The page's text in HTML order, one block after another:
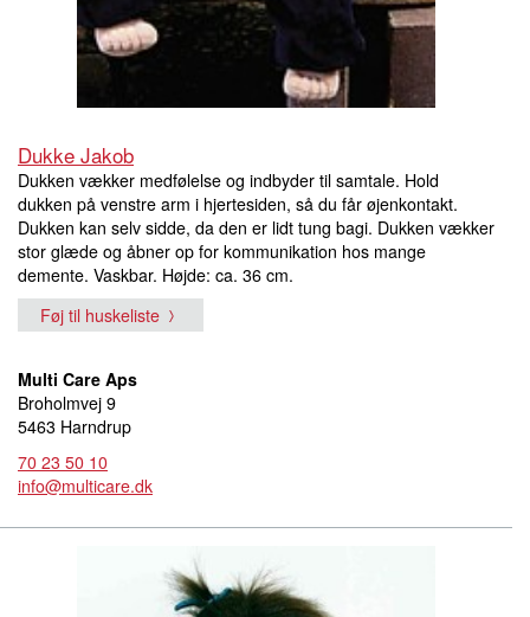
Dukke Jakob
Dukken vækker medfølelse og indbyder til samtale. Hold
dukken på venstre arm i hjertesiden, så du får øjenkontakt.
Dukken kan selv sidde, da den er lidt tung bagi. Dukken vækker
stor glæde og åbner op for kommunikation hos mange
demente. Vaskbar. Højde: ca. 36 cm.
Føj til huskeliste
Multi Care Aps
Broholmvej 9
5463 Harndrup
70 23 50 10
info@multicare.dk